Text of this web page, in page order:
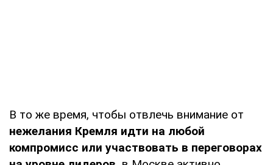
В то же время, чтобы отвлечь внимание от
нежелания Кремля идти на любой
компромисс или участвовать в переговорах